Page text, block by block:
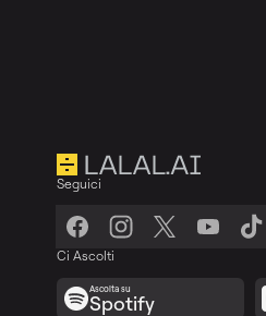
Seguici
Ci Ascolti
Ascolta su
Spotify